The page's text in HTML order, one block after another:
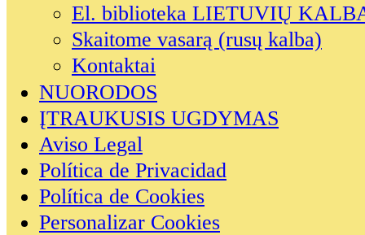
El. biblioteka LIETUVIŲ
Skaitome vasarą (rusų kalba)
Kontaktai
NUORODOS
ĮTRAUKUSIS UGDYMAS
Aviso Legal
Política de Privacidad
Política de Cookies
Personalizar Cookies